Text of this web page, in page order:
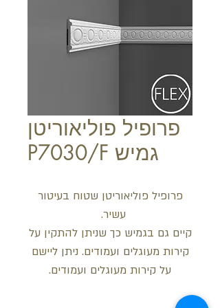
פרופיל פוליאוריטן
גמיש P7030/F
פרופיל פוליאוריטן שטוח בעיטור
עשיר.
קיים גם בגמיש כך שניתן להתקין על
קירות מעוגלים ועמודים. ניתן ליישם
על קירות מעוגלים ועמודים.